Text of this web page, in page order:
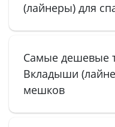
(лайнеры) для
Самые дешевые
Вкладыши
мешков